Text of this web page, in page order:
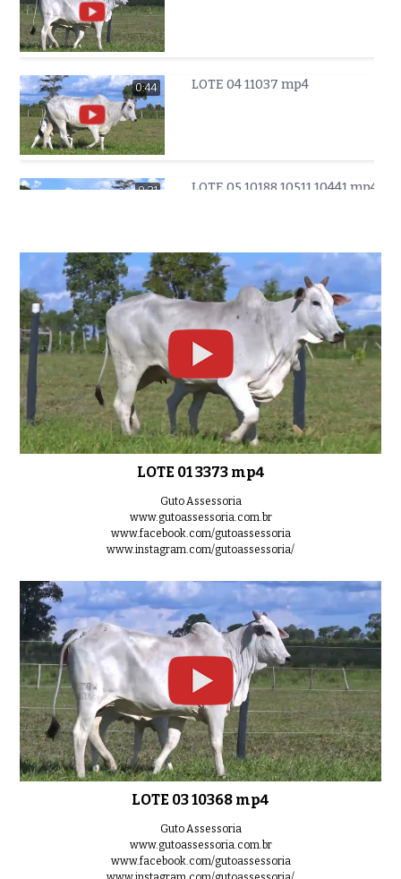
0:44 LOTE 04 11037 mp4
0:31 LOTE 05 10188 10511 10441 mp4
0:33 LOTE 07 2424 mp4
0:34 LOTE 08 10960 10251 mp4
0:43 LOTE 10 1955 2060 1947 mp4
0:42 LOTE 11 10320 mp4
LOTE 12 9364 mp4
LOTE 01 3373 mp4
Guto Assessoria
www.gutoassessoria.com.br
www.facebook.com/gutoassessoria
www.instagram.com/gutoassessoria/
LOTE 03 10368 mp4
Guto Assessoria
www.gutoassessoria.com.br
www.facebook.com/gutoassessoria